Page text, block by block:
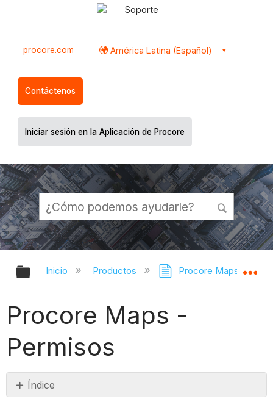
Soporte
procore.com América Latina (Español)
Contáctenos
Iniciar sesión en la Aplicación de Procore
Expandir/contraer jerarquía global
Inicio Productos Procore Maps
Procore Maps -
Permisos
Índice